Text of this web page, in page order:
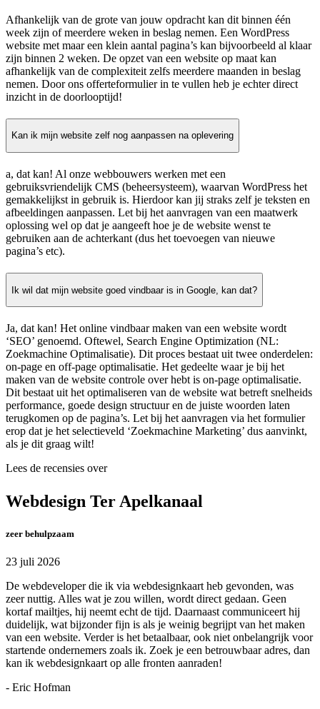
Afhankelijk van de grote van jouw opdracht kan dit binnen één
week zijn of meerdere weken in beslag nemen. Een WordPress
website met maar een klein aantal pagina’s kan bijvoorbeeld al klaar
zijn binnen 2 weken. De opzet van een website op maat kan
afhankelijk van de complexiteit zelfs meerdere maanden in beslag
nemen. Door ons offerteformulier in te vullen heb je echter direct
inzicht in de doorlooptijd!
Kan ik mijn website zelf nog aanpassen na oplevering
a, dat kan! Al onze webbouwers werken met een
gebruiksvriendelijk CMS (beheersysteem), waarvan WordPress het
gemakkelijkst in gebruik is. Hierdoor kan jij straks zelf je teksten en
afbeeldingen aanpassen. Let bij het aanvragen van een maatwerk
oplossing wel op dat je aangeeft hoe je de website wenst te
gebruiken aan de achterkant (dus het toevoegen van nieuwe
pagina’s etc).
Ik wil dat mijn website goed vindbaar is in Google, kan dat?
Ja, dat kan! Het online vindbaar maken van een website wordt
‘SEO’ genoemd. Oftewel, Search Engine Optimization (NL:
Zoekmachine Optimalisatie). Dit proces bestaat uit twee onderdelen:
on-page en off-page optimalisatie. Het gedeelte waar je bij het
maken van de website controle over hebt is on-page optimalisatie.
Dit bestaat uit het optimaliseren van de website wat betreft snelheids
performance, goede design structuur en de juiste woorden laten
terugkomen op de pagina’s. Let bij het aanvragen via het formulier
erop dat je het selectieveld ‘Zoekmachine Marketing’ dus aanvinkt,
als je dit graag wilt!
Lees de recensies over
Webdesign Ter Apelkanaal
zeer behulpzaam
23 juli 2026
De webdeveloper die ik via webdesignkaart heb gevonden, was
zeer nuttig. Alles wat je zou willen, wordt direct gedaan. Geen
kortaf mailtjes, hij neemt echt de tijd. Daarnaast communiceert hij
duidelijk, wat bijzonder fijn is als je weinig begrijpt van het maken
van een website. Verder is het betaalbaar, ook niet onbelangrijk voor
startende ondernemers zoals ik. Zoek je een betrouwbaar adres, dan
kan ik webdesignkaart op alle fronten aanraden!
- Eric Hofman